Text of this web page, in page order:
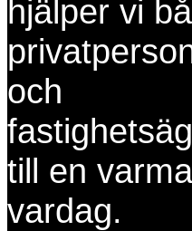
hjälper vi
och
till en
vardag.